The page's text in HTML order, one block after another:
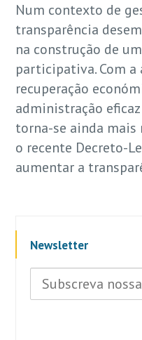
Num contexto de
transparência
na construção de
participativa. Com a
recuperação
administração
torna-se ainda mais
o recente Decreto-
aumentar a
Newsletter